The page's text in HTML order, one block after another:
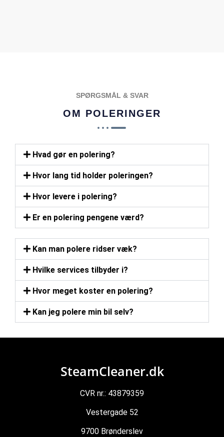
SPØRGSMÅL & SVAR
OM POLERINGER
Hvad gør en polering?
Hvor lang tid holder poleringen?
Hvor levere i polering?
Er en polering pengene værd?
Kan man polere ridser væk?
Hvilke services tilbyder i?
Hvor meget koster en polering?
Kan jeg polere min bil selv?
SteamCleaner.dk
CVR nr.: 43879359
Vestergade 52
9700 Brønderslev